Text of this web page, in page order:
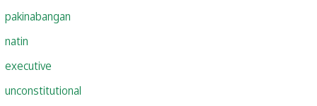
pakinabangan
natin
executive
unconstitutional